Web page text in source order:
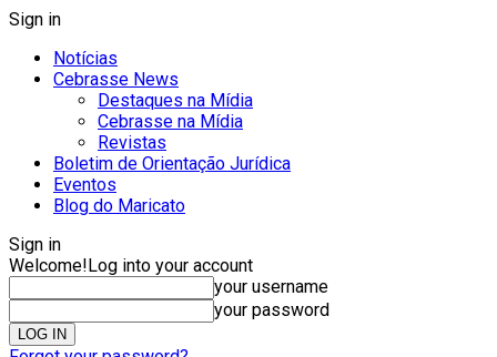
Sign in
Notícias
Cebrasse News
Destaques na Mídia
Cebrasse na Mídia
Revistas
Boletim de Orientação Jurídica
Eventos
Blog do Maricato
Sign in
Welcome!Log into your account
your username
your password